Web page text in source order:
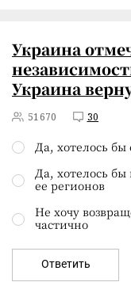
Украина
Украина
51670 30
Да, хотелось бы
Да, хотелось
ее регионов
Не хочу
частично
Ответить